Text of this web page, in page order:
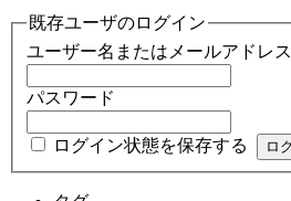
既存ユーザのログイン
ユーザー名またはメールアドレス
パスワード
ログイン状態を保存する